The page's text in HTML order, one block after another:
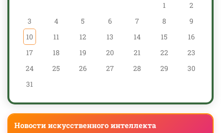
1
2
3
4 5 6 7 8
9
10
11 12 13 14 15
16
17
18 19 20 21 22
23
24
25 26 27 28 29
30
31
Новости искусственного интеллекта